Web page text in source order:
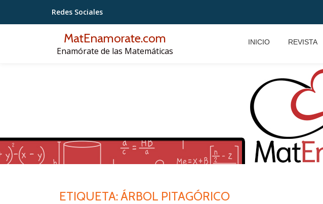
Saltar
Redes Sociales
MatEnamorate.com
Enamórate de las Matemáticas
INICIO REVISTA
ETIQUETA:ÁRBOL PITAGÓRICO